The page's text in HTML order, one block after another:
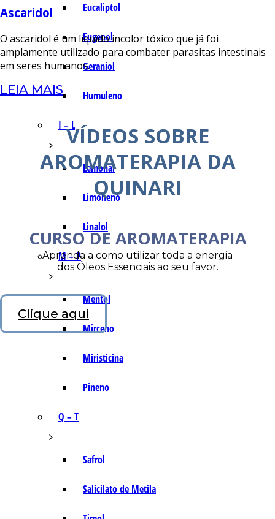
Eucaliptol
Eugenol
Geraniol
Humuleno
I – L
Lemonal
Limoneno
Linalol
M – P
Mentol
Mirceno
Miristicina
Pineno
Q – T
Safrol
Salicilato de Metila
Ascaridol
O ascaridol é um líquido incolor tóxico que já foi
amplamente utilizado para combater parasitas intestinais
em seres humanos.
LEIA MAIS
VÍDEOS SOBRE
AROMATERAPIA DA
QUINARI
CURSO DE AROMATERAPIA
Aprenda a como utilizar toda a energia
dos Óleos Essenciais ao seu favor.
Clique aqui